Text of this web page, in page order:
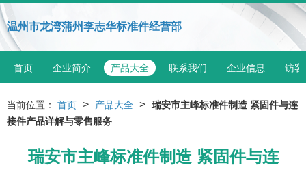
温州市龙湾蒲州李志华标准件经营部
首页 企业简介 产品大全 联系我们 企业信息 访客
当前位置： 首页 > 产品大全 > 瑞安市主峰标准件制造 紧固件与连
接件产品详解与零售服务
瑞安市主峰标准件制造 紧固件与连